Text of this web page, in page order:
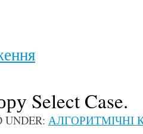
Select Case.
АЛГОРИТМІЧНІ